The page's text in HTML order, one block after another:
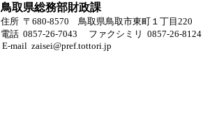
鳥取県総務部財政課
住所 〒680-8570 鳥取県鳥取市東町１丁目220
電話 0857-26-7043
ファクシミリ 0857-26-8124
E-mail zaisei@pref.tottori.jp